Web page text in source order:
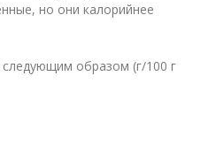
но они калорийнее
образом (г/100 г